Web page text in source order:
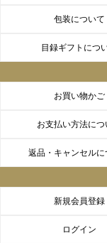
包装について
目録ギフトにつ
お買い物かご
お支払い方法につ
返品・キャンセルに
新規会員登録
ログイン